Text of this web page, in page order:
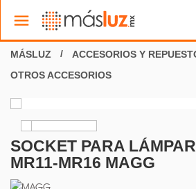
ACCESORIOS Y
OTROS ACCESORIOS
SOCKET PARA
MR11-MR16 MAGG